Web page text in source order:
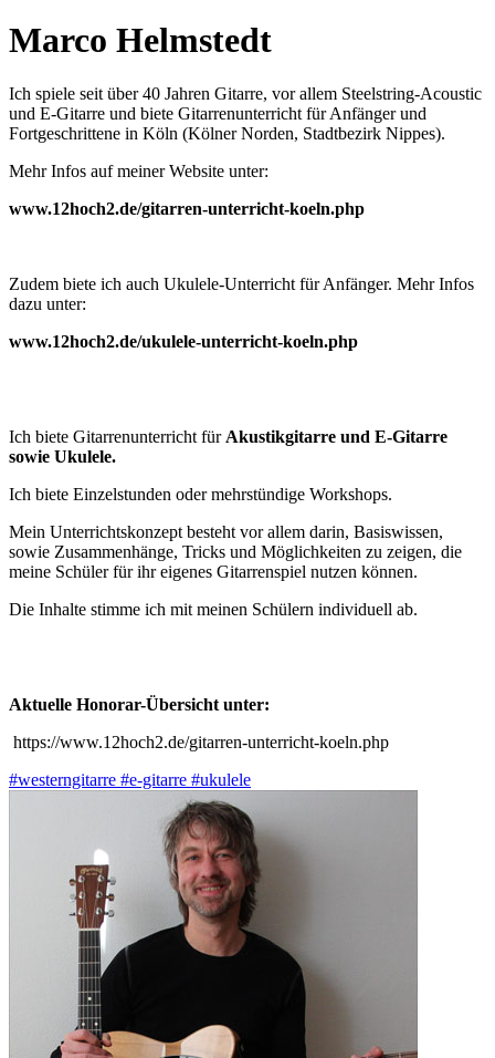
Marco Helmstedt
Ich spiele seit über 40 Jahren Gitarre, vor allem Steelstring-Acoustic
und E-Gitarre und biete Gitarrenunterricht für Anfänger und
Fortgeschrittene in Köln (Kölner Norden, Stadtbezirk Nippes).
Mehr Infos auf meiner Website unter:
www.12hoch2.de/gitarren-unterricht-koeln.php
Zudem biete ich auch Ukulele-Unterricht für Anfänger. Mehr Infos
dazu unter:
www.12hoch2.de/ukulele-unterricht-koeln.php
Ich biete Gitarrenunterricht für Akustikgitarre und E-Gitarre
sowie Ukulele.
Ich biete Einzelstunden oder mehrstündige Workshops.
Mein Unterrichtskonzept besteht vor allem darin, Basiswissen,
sowie Zusammenhänge, Tricks und Möglichkeiten zu zeigen, die
meine Schüler für ihr eigenes Gitarrenspiel nutzen können.
Die Inhalte stimme ich mit meinen Schülern individuell ab.
Aktuelle Honorar-Übersicht unter:
https://www.12hoch2.de/gitarren-unterricht-koeln.php
#westerngitarre #e-gitarre #ukulele